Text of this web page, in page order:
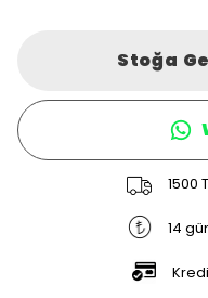
Stoğa
1500
14